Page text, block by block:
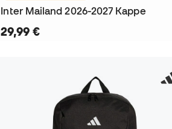
Inter Mailand 2026-2027 Kappe
29,99 €